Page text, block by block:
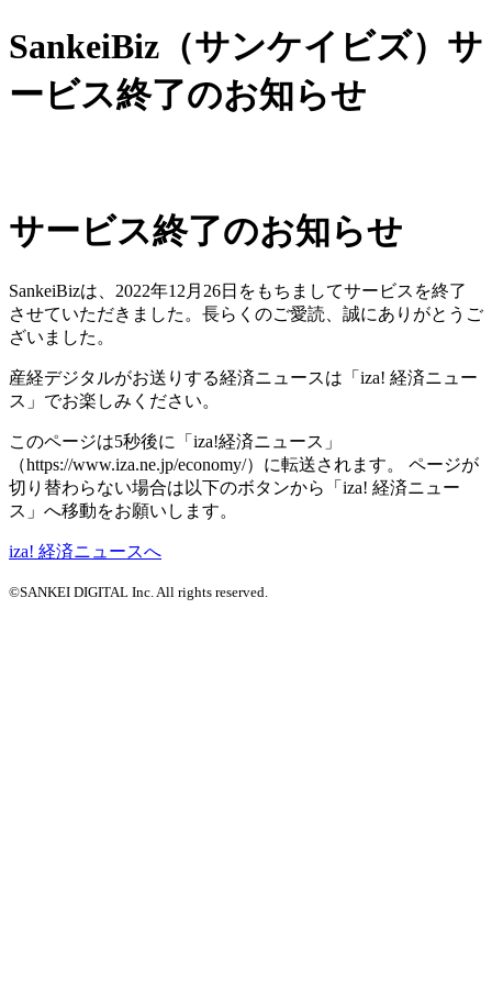
SankeiBiz（サンケイビズ）サ
ービス終了のお知らせ
サービス終了のお知らせ
SankeiBizは、2022年12月26日をもちましてサービスを終了
させていただきました。長らくのご愛読、誠にありがとうご
ざいました。
産経デジタルがお送りする経済ニュースは「iza! 経済ニュー
ス」でお楽しみください。
このページは5秒後に「iza!経済ニュース」
（https://www.iza.ne.jp/economy/）に転送されます。 ページが
切り替わらない場合は以下のボタンから「iza! 経済ニュー
ス」へ移動をお願いします。
iza! 経済ニュースへ
©SANKEI DIGITAL Inc. All rights reserved.